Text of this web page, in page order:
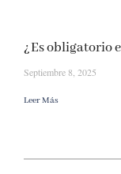
¿Es obligatorio
Septiembre 8, 2025
Leer Más